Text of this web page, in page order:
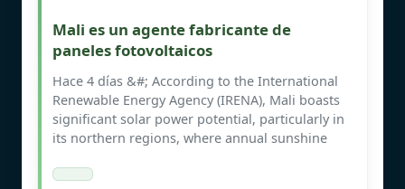
Mali es un agente fabricante de
paneles fotovoltaicos
Hace 4 días &#; According to the International
Renewable Energy Agency (IRENA), Mali boasts
significant solar power potential, particularly in
its northern regions, where annual sunshine